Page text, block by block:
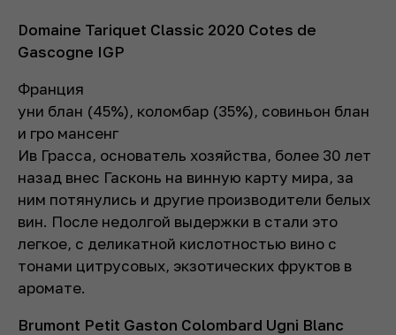
Domaine Tariquet Classic 2020 Cotes de
Gascogne IGP
Франция
уни блан (45%), коломбар (35%), совиньон блан
и гро мансенг
Ив Грасса, основатель хозяйства, более 30 лет
назад внес Гасконь на винную карту мира, за
ним потянулись и другие производители белых
вин. После недолгой выдержки в стали это
легкое, с деликатной кислотностью вино с
тонами цитрусовых, экзотических фруктов в
аромате.
Brumont Petit Gaston Colombard Ugni Blanc